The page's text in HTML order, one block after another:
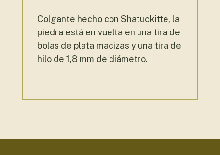
Colgante hecho con Shatuckitte, la
piedra está en vuelta en una tira de
bolas de plata macizas y una tira de
hilo de 1,8 mm de diámetro.